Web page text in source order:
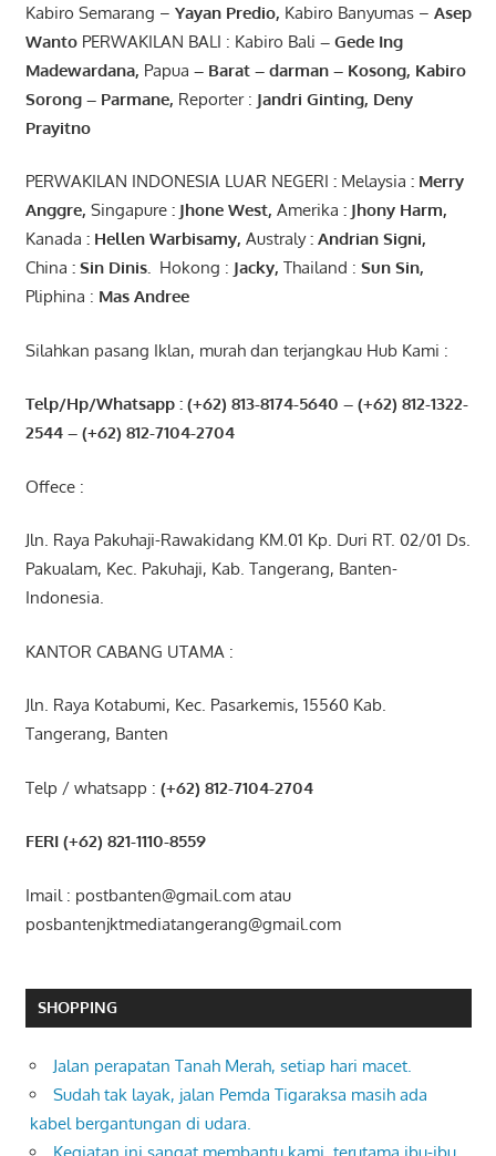
Kabiro Semarang – Yayan Predio, Kabiro Banyumas – Asep
WantoPERWAKILAN BALI : Kabiro Bali – Gede Ing
Madewardana, Papua – Barat – darman– Kosong, Kabiro
Sorong– Parmane, Reporter : Jandri Ginting, Deny
Prayitno
PERWAKILAN INDONESIA LUAR NEGERI : Melaysia : Merry
Anggre, Singapure: JhoneWest, Amerika : JhonyHarm,
Kanada : Hellen Warbisamy, Australy: Andrian Signi,
China : Sin Dinis. Hokong : Jacky, Thailand : Sun Sin,
Pliphina : Mas Andree
Silahkan pasang Iklan, murah dan terjangkau Hub Kami :
Telp/Hp/Whatsapp : (+62) 813-8174-5640 – (+62) 812-1322-
2544– (+62) 812-7104-2704
Offece :
Jln. Raya Pakuhaji-Rawakidang KM.01 Kp. Duri RT. 02/01 Ds.
Pakualam, Kec. Pakuhaji, Kab. Tangerang, Banten-
Indonesia.
KANTOR CABANG UTAMA :
Jln. Raya Kotabumi, Kec. Pasarkemis, 15560 Kab.
Tangerang, Banten
Telp / whatsapp : (+62) 812-7104-2704
FERI (+62) 821-1110-8559
Imail : postbanten@gmail.com atau
posbantenjktmediatangerang@gmail.com
SHOPPING
Jalan perapatan Tanah Merah, setiap hari macet.
Sudah tak layak, jalan Pemda Tigaraksa masih ada
kabel bergantungan di udara.